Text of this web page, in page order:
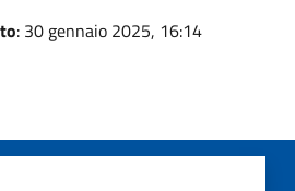
: 30 gennaio 2025, 16:14